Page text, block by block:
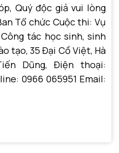
Quý độc giả vui lòng
Tổ chức Cuộc thi: Vụ
tác học sinh, sinh
tạo, 35 Đại Cồ Việt, Hà
Dũng, Điện thoại:
0966 065951 Email: